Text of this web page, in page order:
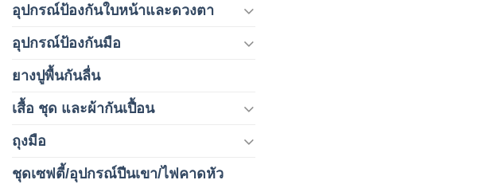
อุปกรณ์ป้องกันใบหน้าและดวงตา
อุปกรณ์ป้องกันมือ
ยางปูพื้นกันลื่น
เสื้อ ชุด และผ้ากันเปื้อน
ถุงมือ
ชุดเซฟตี้/อุปกรณ์ปีนเขา/ไฟคาดหัว